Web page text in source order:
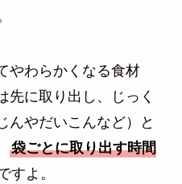
やわらかくなる食材
先に取り出し、じっく
んやだいこんなど）と
袋ごとに取り出す時間
すよ。